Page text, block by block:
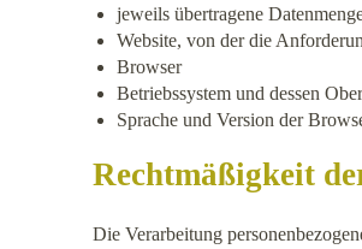
jeweils übertragene
Website, von der die
Browser
Betriebssystem und dessen
Sprache und Version der
Rechtmäßigkeit
Die Verarbeitung